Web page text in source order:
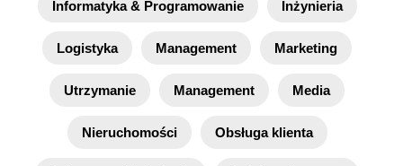
Informatyka & Programowanie Inżynieria
Logistyka Management Marketing
Utrzymanie Management Media
Nieruchomości Obsługa klienta